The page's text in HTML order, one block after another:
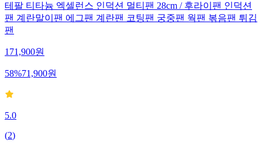
테팔 티타늄 엑셀런스 인덕션 멀티팬 28cm / 후라이팬 인덕션
팬 계란말이팬 에그팬 계란팬 코팅팬 궁중팬 웍팬 볶음팬 튀김
팬
171,900원
58%71,900원
5.0
(2)